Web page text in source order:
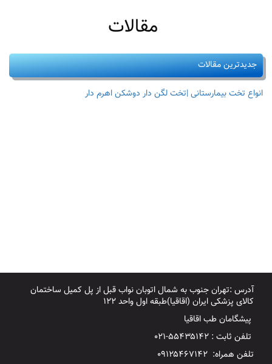
مقالات
جدیدترین مقالات
انواع تخت بیمارستانی |تخت لگن دار دوشکن اهرم دار
آدرس :تهران جنوب به شمال اتوبان نواب قبل از پل کمیل ساختمان
کالای پزشکی ایران (اقاقیا)طبقه اول واحد ۱۲۲
پیشگامان طب اقاقیا
تلفن ثابت : ۵۵۴۳۵۱۴۲-۰۲۱
تلفن همراه: ۰۹۱۲۵۴۶۷۱۴۲